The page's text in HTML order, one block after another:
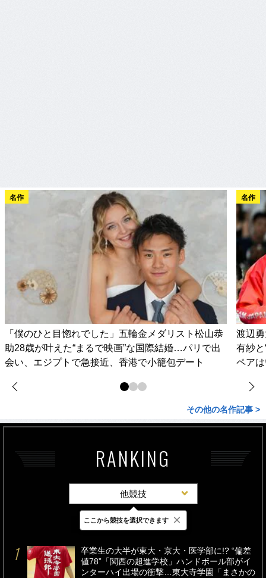
名作
「僕のひと目惚れでした」五輪金メダリスト松山恭
助28歳が叶えた“まるで映画”な国際結婚…パリで出
会い、エジプトで急接近、香港で小籠包デート
名作
渡辺
有紗
ペア
その他の名作記事 >
RANKING
他競技
最新 24時間 週間
卒業生の大半が東大・京大・医学部に!? “偏差
値78”「関西の超進学校」ハンドボール部がイ
ンターハイ出場の衝撃…東大寺学園「まさかの
ここから競技を選択できます ×